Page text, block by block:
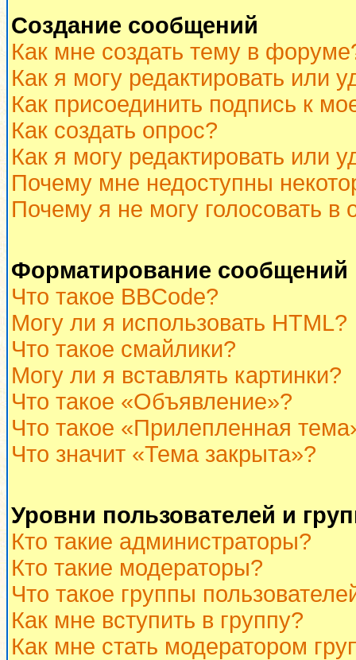
Создание сообщений
Как мне создать тему в
Как я могу редактировать или
Как присоединить подпись к
Как создать опрос?
Как я могу редактировать или
Почему мне недоступны
Почему я не могу голосовать в
Форматирование
Что такое BBCode?
Могу ли я использовать HTML?
Что такое смайлики?
Могу ли я вставлять картинки?
Что такое «Объявление»?
Что такое «Прилепленная
Что значит «Тема закрыта»?
Уровни пользователей и
Кто такие администраторы?
Кто такие модераторы?
Что такое группы
Как мне вступить в группу?
Как мне стать модератором